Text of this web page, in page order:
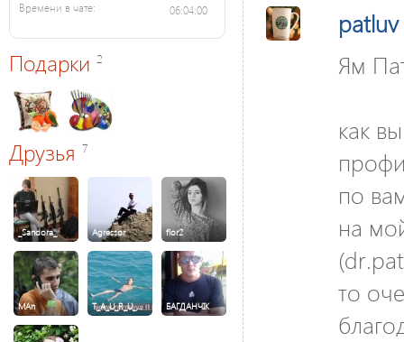
Времени в чате: 06:04:00
Подарки 2
Друзья 7
_Sandora_ Agressor flor2
MAn T_A_U_R_U_… БАГДАНЧІК
patluv
Ям
как
по
на
то